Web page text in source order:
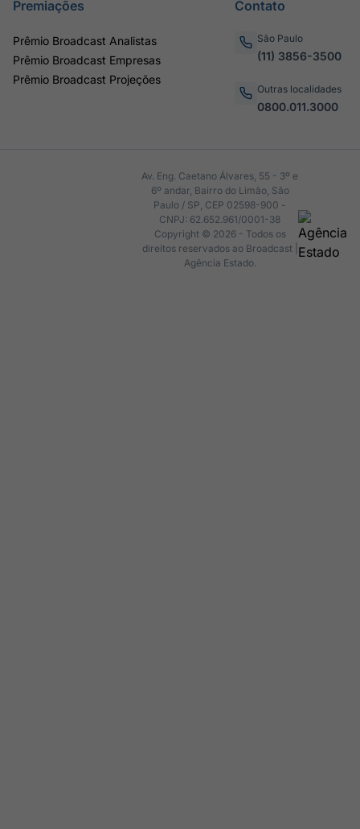
Premiações
Prêmio Broadcast Analistas
Prêmio Broadcast Empresas
Prêmio Broadcast Projeções
Contato
São Paulo
(11) 3856-3500
Outras localidades
0800.011.3000
Av. Eng. Caetano Álvares, 55 - 3º e
6º andar, Bairro do Limão, São
Paulo / SP, CEP 02598-900 -
CNPJ: 62.652.961/0001-38
Copyright © 2026 - Todos os
direitos reservados ao Broadcast |
Agência Estado.